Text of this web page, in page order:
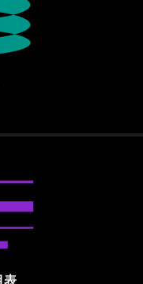
表